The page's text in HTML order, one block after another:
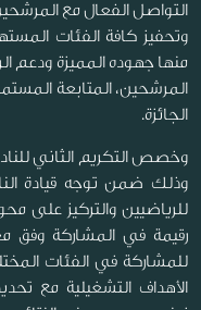
التواصل الفعال مع
وتحفيز كافة الفئات
منها جهوده المميزة ودعم
المرشحين، المتابعة
الجائزة.
وخصص التكريم الثاني
وذلك ضمن توجه قيادة
للرياضيين والتركيز على
رقيمة في المشاركة وفق
للمشاركة في الفئات
الأهداف التشغيلية مع